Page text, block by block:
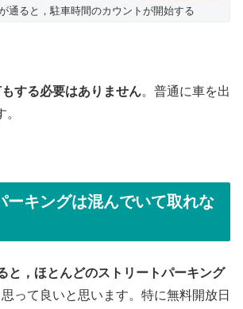
通ると，駐車時間のカウントが開始する
する必要はありません。普通に車を出
ーキングは混んでいて取れな
と，ほとんどのストリートパーキング
思って良いと思います。特に無料開放日